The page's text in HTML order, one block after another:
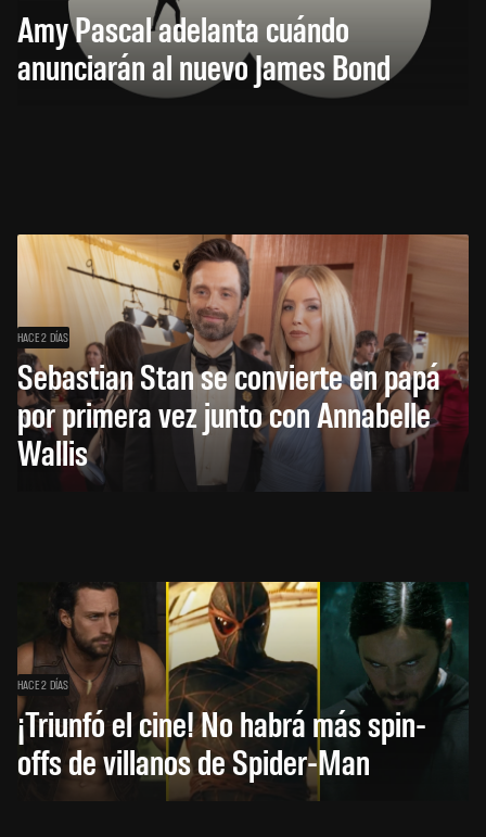
Amy Pascal adelanta cuándo
anunciarán al nuevo James Bond
HACE 2 DÍAS
Sebastian Stan se convierte en papá
por primera vez junto con Annabelle
Wallis
HACE 2 DÍAS
¡Triunfó el cine! No habrá más spin-
offs de villanos de Spider-Man